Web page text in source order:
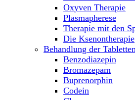
Oxyven Therapie
Plasmapherese
Therapie mit den
Die Ksenontherapie
Behandlung der
Benzodiazepin
Bromazepam
Buprenorphin
Codein